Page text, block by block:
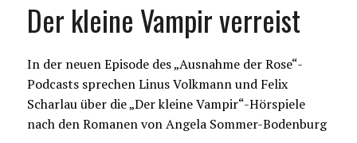
Der kleine Vampir verreist
In der neuen Episode des „Ausnahme der Rose“-
Podcasts sprechen Linus Volkmann und Felix
Scharlau über die „Der kleine Vampir“-Hörspiele
nach den Romanen von Angela Sommer-Bodenburg